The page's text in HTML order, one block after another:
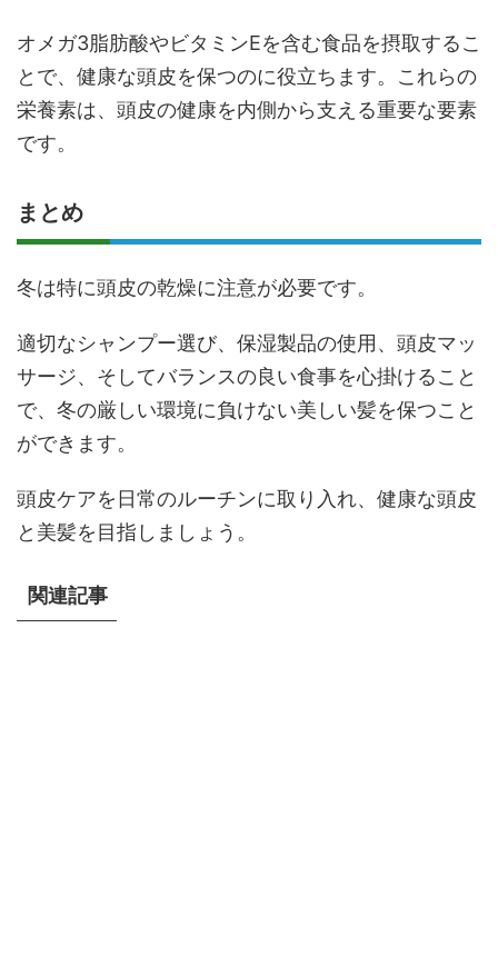
オメガ3脂肪酸やビタミンEを含む食品を摂取するこ
とで、健康な頭皮を保つのに役立ちます。これらの
栄養素は、頭皮の健康を内側から支える重要な要素
です。
まとめ
冬は特に頭皮の乾燥に注意が必要です。
適切なシャンプー選び、保湿製品の使用、頭皮マッ
サージ、そしてバランスの良い食事を心掛けること
で、冬の厳しい環境に負けない美しい髪を保つこと
ができます。
頭皮ケアを日常のルーチンに取り入れ、健康な頭皮
と美髪を目指しましょう。
関連記事